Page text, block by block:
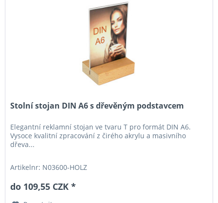
Stolní stojan DIN A6 s dřevěným podstavcem
Elegantní reklamní stojan ve tvaru T pro formát DIN A6.
Vysoce kvalitní zpracování z čirého akrylu a masivního
dřeva...
Artikelnr: N03600-HOLZ
do 109,55 CZK *